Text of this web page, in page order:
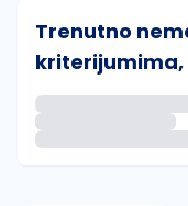
Trenutno
kriterijumima,